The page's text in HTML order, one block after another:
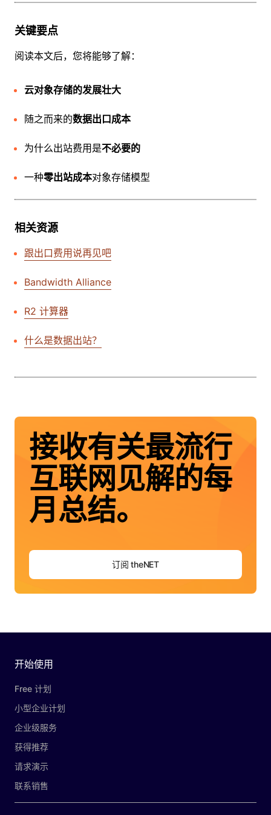
关键要点
阅读本文后，您将能够了解：
云对象存储的发展壮大
随之而来的数据出口成本
为什么出站费用是不必要的
一种零出站成本对象存储模型
相关资源
跟出口费用说再见吧
Bandwidth Alliance
R2 计算器
什么是数据出站？
接收有关最流行
互联网见解的每
月总结。
订阅 theNET
开始使用
Free 计划
小型企业计划
企业级服务
获得推荐
请求演示
联系销售